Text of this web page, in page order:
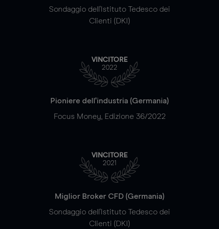
Sondaggio dell'Istituto Tedesco dei
Clienti (DKI)
VINCITORE
2022
Pioniere dell'industria (Germania)
Focus Money, Edizione 36/2022
VINCITORE
2021
Miglior Broker CFD (Germania)
Sondaggio dell'Istituto Tedesco dei
Clienti (DKI)